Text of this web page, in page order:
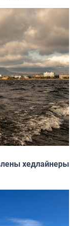
хедлайнеры